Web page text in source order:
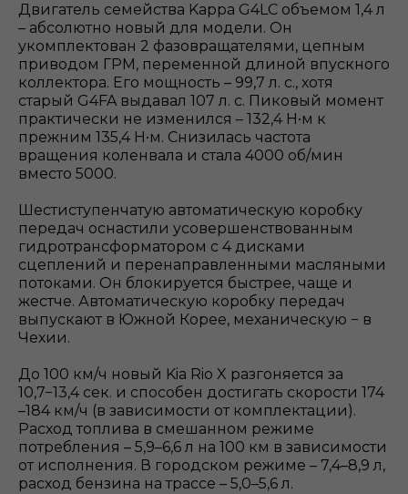
Двигатель семейства Kappa G4LC объемом 1,4 л
– абсолютно новый для модели. Он
укомплектован 2 фазовращателями, цепным
приводом ГРМ, переменной длиной впускного
коллектора. Его мощность – 99,7 л. с., хотя
старый G4FA выдавал 107 л. с. Пиковый момент
практически не изменился – 132,4 H∙м к
прежним 135,4 H∙м. Снизилась частота
вращения коленвала и стала 4000 об/мин
вместо 5000.
Шестиступенчатую автоматическую коробку
передач оснастили усовершенствованным
гидротрансформатором с 4 дисками
сцеплений и перенаправленными масляными
потоками. Он блокируется быстрее, чаще и
жестче. Автоматическую коробку передач
выпускают в Южной Корее, механическую − в
Чехии.
До 100 км/ч новый Kia Rio X разгоняется за
10,7−13,4 сек. и способен достигать скорости 174
–184 км/ч (в зависимости от комплектации).
Расход топлива в смешанном режиме
потребления – 5,9–6,6 л на 100 км в зависимости
от исполнения. В городском режиме – 7,4–8,9 л,
расход бензина на трассе – 5,0–5,6 л.